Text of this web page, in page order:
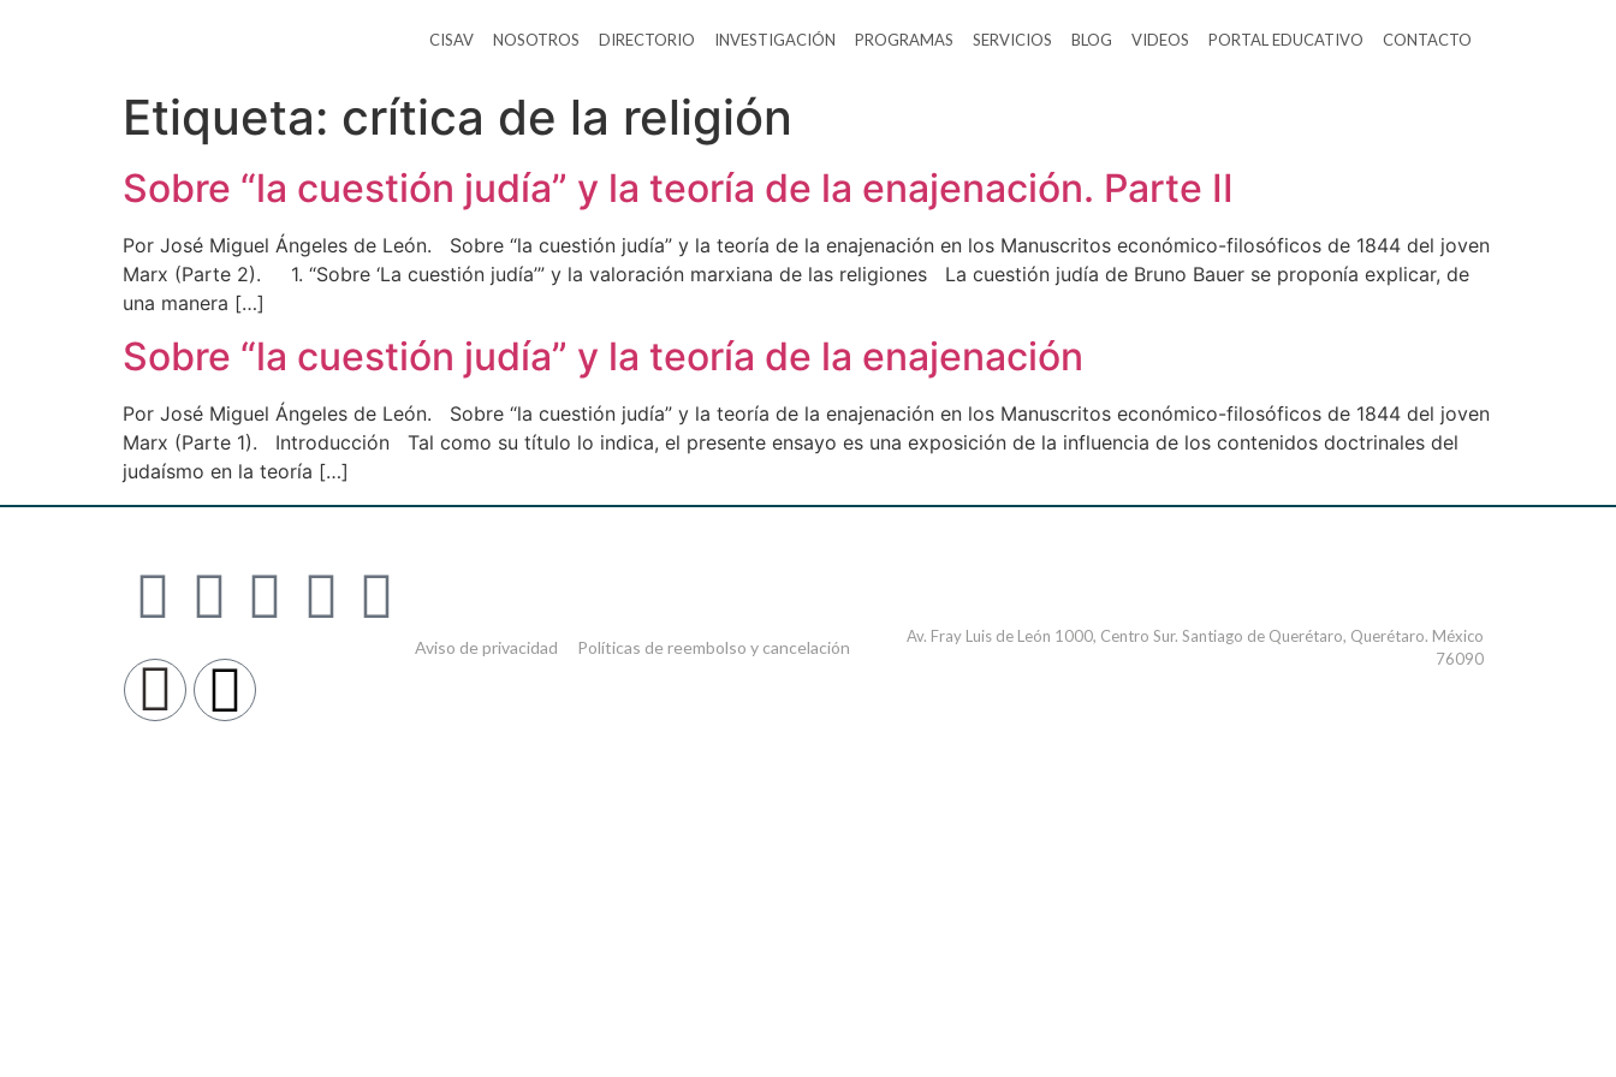
CISAV NOSOTROS DIRECTORIO INVESTIGACIÓN PROGRAMAS SERVICIOS BLOG VIDEOS PORTAL EDUCATIVO CONTACTO
Etiqueta: crítica de la religión
Sobre “la cuestión judía” y la teoría de la enajenación. Parte II
Por José Miguel Ángeles de León. Sobre “la cuestión judía” y la teoría de la enajenación en los Manuscritos económico-filosóficos de 1844 del joven
Marx (Parte 2). 1. “Sobre ‘La cuestión judía’” y la valoración marxiana de las religiones La cuestión judía de Bruno Bauer se proponía explicar, de
una manera […]
Sobre “la cuestión judía” y la teoría de la enajenación
Por José Miguel Ángeles de León. Sobre “la cuestión judía” y la teoría de la enajenación en los Manuscritos económico-filosóficos de 1844 del joven
Marx (Parte 1). Introducción Tal como su título lo indica, el presente ensayo es una exposición de la influencia de los contenidos doctrinales del
judaísmo en la teoría […]
Aviso de privacidad Políticas de reembolso y cancelación
Av. Fray Luis de León 1000, Centro Sur. Santiago de Querétaro, Querétaro. México
76090